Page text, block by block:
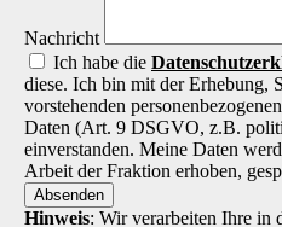
Nachricht
Ich habe die
diese. Ich bin mit der Erhebung,
vorstehenden
Daten (Art. 9 DSGVO, z.B.
einverstanden. Meine Daten
Arbeit der Fraktion erhoben,
Absenden
Hinweis: Wir verarbeiten Ihre in